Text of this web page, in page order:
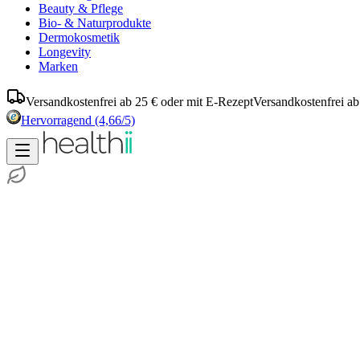
Beauty & Pflege
Bio- & Naturprodukte
Dermokosmetik
Longevity
Marken
Versandkostenfrei ab 25 € oder mit E-RezeptVersandkostenfrei
Hervorragend (4,66/5)